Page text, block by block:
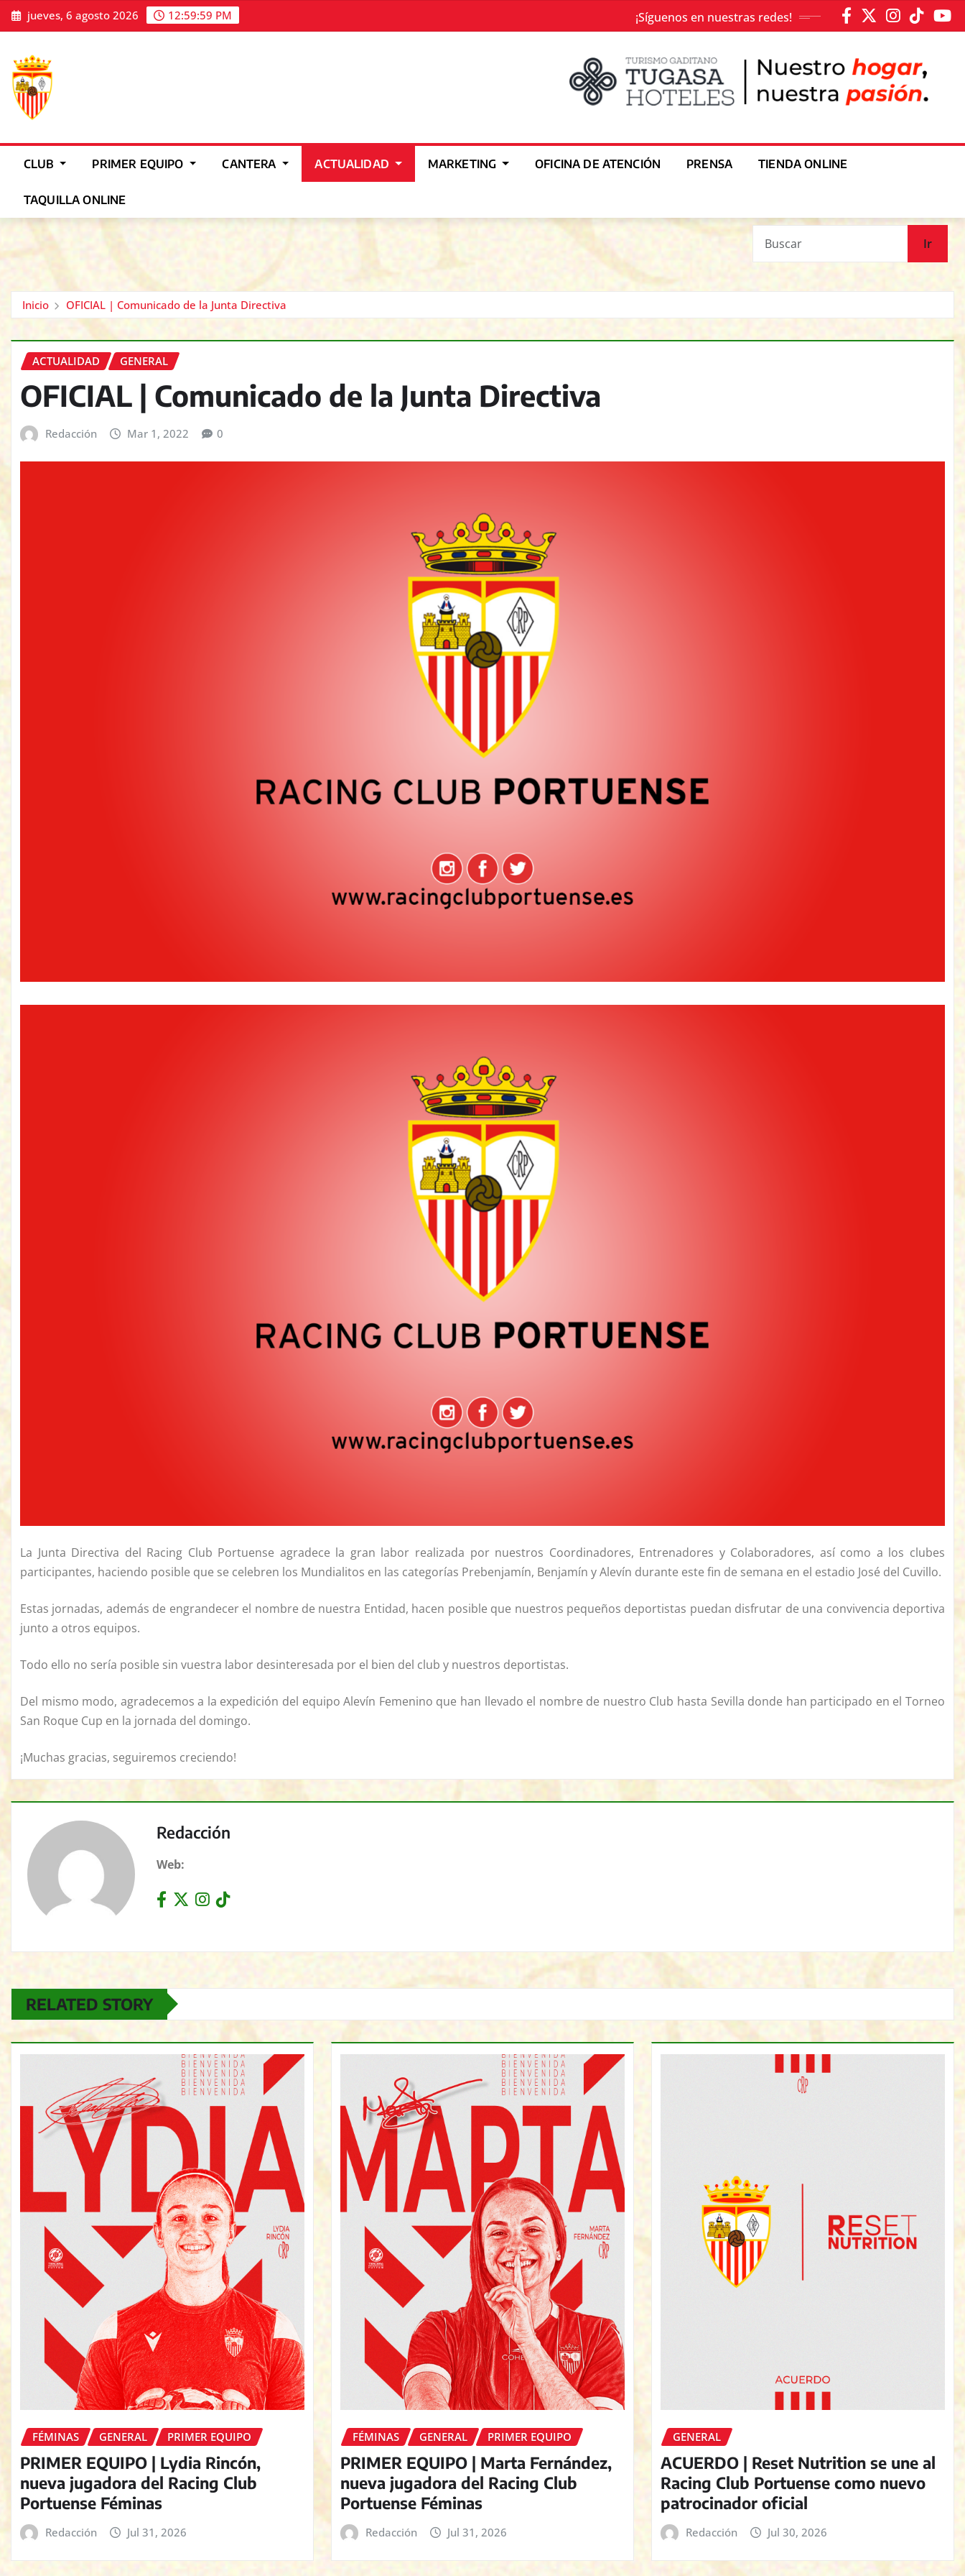
Saltar
al
jueves, 6 agosto 2026 1:00:02 PM ¡Síguenos en nuestras redes!
CLUB PRIMER EQUIPO CANTERA ACTUALIDAD MARKETING OFICINA DE ATENCIÓN PRENSA TIENDA ONLINE
TAQUILLA ONLINE
Ir
Inicio OFICIAL | Comunicado de la Junta Directiva
ACTUALIDAD GENERAL
OFICIAL | Comunicado de la Junta Directiva
Redacción Mar 1, 2022 0
La Junta Directiva del Racing Club Portuense agradece la gran labor realizada por nuestros Coordinadores, Entrenadores y Colaboradores, así como a los clubes
participantes, haciendo posible que se celebren los Mundialitos en las categorías Prebenjamín, Benjamín y Alevín durante este fin de semana en el estadio José del Cuvillo.
Estas jornadas, además de engrandecer el nombre de nuestra Entidad, hacen posible que nuestros pequeños deportistas puedan disfrutar de una convivencia deportiva
junto a otros equipos.
Todo ello no sería posible sin vuestra labor desinteresada por el bien del club y nuestros deportistas.
Del mismo modo, agradecemos a la expedición del equipo Alevín Femenino que han llevado el nombre de nuestro Club hasta Sevilla donde han participado en el Torneo
San Roque Cup en la jornada del domingo.
¡Muchas gracias, seguiremos creciendo!
Redacción
Web:
RELATED STORY
FÉMINAS GENERAL PRIMER EQUIPO
PRIMER EQUIPO | Lydia Rincón,
nueva jugadora del Racing Club
Portuense Féminas
Redacción Jul 31, 2026
FÉMINAS GENERAL PRIMER EQUIPO
PRIMER EQUIPO | Marta Fernández,
nueva jugadora del Racing Club
Portuense Féminas
Redacción Jul 31, 2026
GENERAL
ACUERDO | Reset Nutrition se une al
Racing Club Portuense como nuevo
patrocinador oficial
Redacción Jul 30, 2026